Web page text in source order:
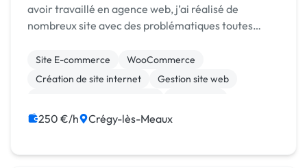
avoir travaillé en agence web, j’ai réalisé de
nombreux site avec des problématiques toutes
web, applications lourdes (sous windows).
Integration ...
Site E-commerce
WooCommerce
Création de site internet
Gestion site web
250 €/h Crégy-lès-Meaux